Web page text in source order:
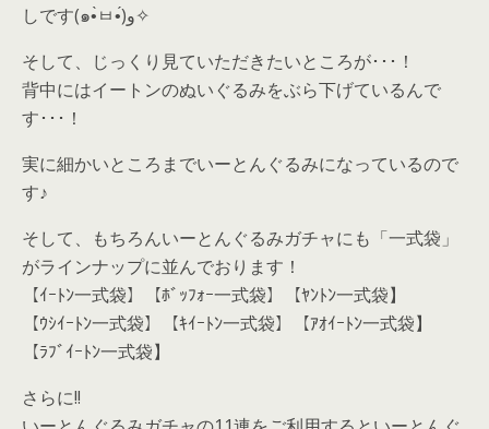
しです(๑•̀ㅂ•́)و✧
そして、じっくり見ていただきたいところが･･･！
背中にはイートンのぬいぐるみをぶら下げているんで
す･･･！
実に細かいところまでいーとんぐるみになっているので
す♪
そして、もちろんいーとんぐるみガチャにも「一式袋」
がラインナップに並んでおります！
【ｲｰﾄﾝ一式袋】【ﾎﾞｯﾌｫｰ一式袋】【ﾔﾝﾄﾝ一式袋】
【ｳｼｲｰﾄﾝ一式袋】【ｷｲｰﾄﾝ一式袋】【ｱｵｲｰﾄﾝ一式袋】
【ﾗﾌﾞｲｰﾄﾝ一式袋】
さらに!!